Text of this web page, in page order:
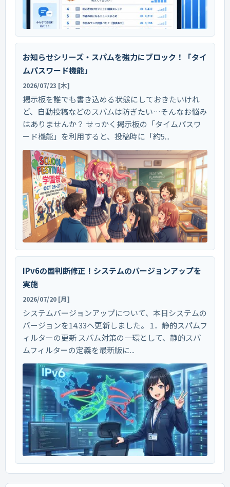
お知らせシリーズ・スパムを強力にブロック！「タイ
ムパスワード機能」
2026/07/23 [木]
掲示板を誰でも書き込める状態にしておきたいけれ
ど、自動投稿などのスパムは防ぎたい…そんなお悩み
はありませんか？ せっかく掲示板の「タイムパスワ
ード機能」を利用すると、投稿時に「約5...
IPv6の国判断修正！システムのバージョンアップを
実施
2026/07/20 [月]
システムバージョンアップについて、本日システムの
バージョンを14.33へ更新しました。 1．静的スパムフ
ィルターの更新 スパム対策の一環として、静的スパ
ムフィルターの定義を最新版に...